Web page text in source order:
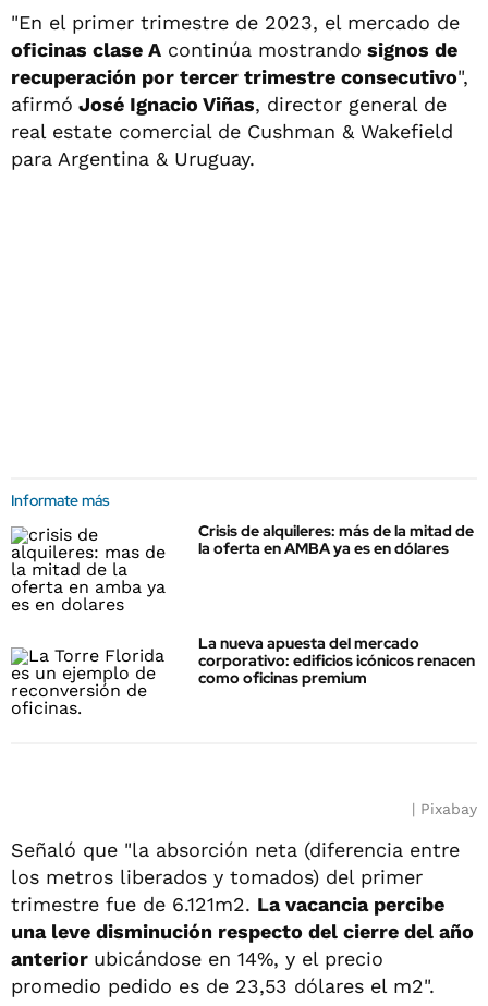
"En el primer trimestre de 2023, el mercado de
oficinas clase A continúa mostrando signos de
recuperación por tercer trimestre consecutivo",
afirmó José Ignacio Viñas, director general de
real estate comercial de Cushman & Wakefield
para Argentina & Uruguay.
Informate más
Crisis de alquileres: más de la mitad de
la oferta en AMBA ya es en dólares
La nueva apuesta del mercado
corporativo: edificios icónicos renacen
como oficinas premium
Pixabay
Señaló que "la absorción neta (diferencia entre
los metros liberados y tomados) del primer
trimestre fue de 6.121m2. La vacancia percibe
una leve disminución respecto del cierre del año
anterior ubicándose en 14%, y el precio
promedio pedido es de 23,53 dólares el m2".